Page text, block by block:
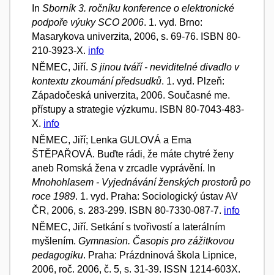
In Sborník 3. ročníku konference o elektronické
podpoře výuky SCO 2006. 1. vyd. Brno:
Masarykova univerzita, 2006, s. 69-76. ISBN 80-
210-3923-X. info
NĚMEC, Jiří. S jinou tváří - neviditelné divadlo v
kontextu zkoumání předsudků. 1. vyd. Plzeň:
Západočeská univerzita, 2006. Současné me.
přístupy a strategie výzkumu. ISBN 80-7043-483-
X. info
NĚMEC, Jiří; Lenka GULOVÁ a Ema
ŠTĚPAŘOVÁ. Buďte rádi, že máte chytré ženy
aneb Romská žena v zrcadle vyprávění. In
Mnohohlasem - Vyjednávání ženských prostorů po
roce 1989. 1. vyd. Praha: Sociologický ústav AV
ČR, 2006, s. 283-299. ISBN 80-7330-087-7. info
NĚMEC, Jiří. Setkání s tvořivostí a laterálním
myšlením. Gymnasion. Časopis pro zážitkovou
pedagogiku. Praha: Prázdninová škola Lipnice,
2006, roč. 2006, č. 5, s. 31-39. ISSN 1214-603X.